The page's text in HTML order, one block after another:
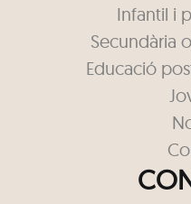
Infantil i
Secundària
Educació